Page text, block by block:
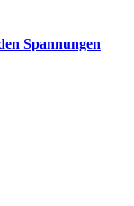
Spannungen